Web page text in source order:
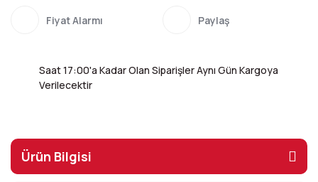
Fiyat Alarmı Paylaş
Saat 17:00'a Kadar Olan Siparişler Aynı Gün Kargoya
Verilecektir
Ürün Bilgisi